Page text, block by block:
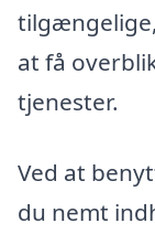
at få
tjenester.
Ved at
du nemt